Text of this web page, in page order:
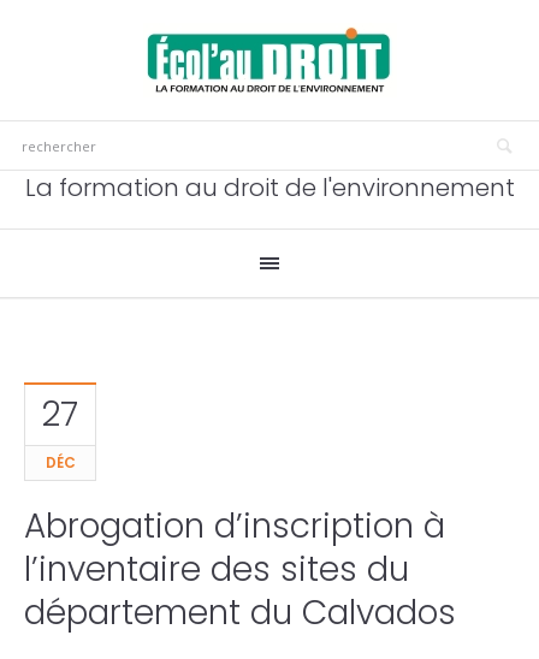
La formation au droit de l'environnement
27
DÉC
Abrogation d’inscription à
l’inventaire des sites du
département du Calvados